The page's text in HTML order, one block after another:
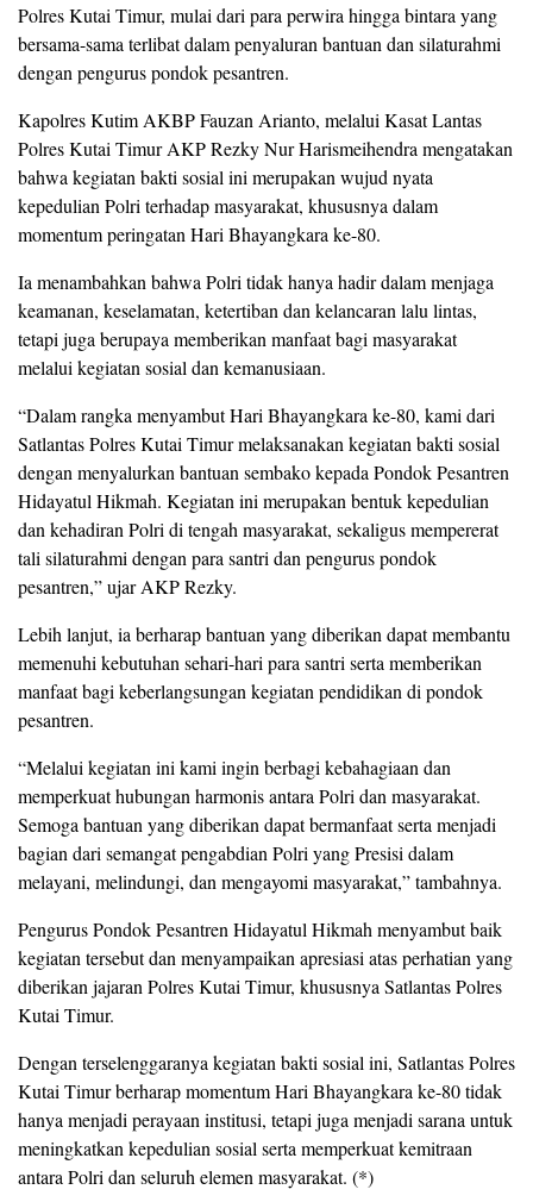
Polres Kutai Timur, mulai dari para perwira hingga bintara yang
bersama-sama terlibat dalam penyaluran bantuan dan silaturahmi
dengan pengurus pondok pesantren.
Kapolres Kutim AKBP Fauzan Arianto, melalui Kasat Lantas
Polres Kutai Timur AKP Rezky Nur Harismeihendra mengatakan
bahwa kegiatan bakti sosial ini merupakan wujud nyata
kepedulian Polri terhadap masyarakat, khususnya dalam
momentum peringatan Hari Bhayangkara ke-80.
Ia menambahkan bahwa Polri tidak hanya hadir dalam menjaga
keamanan, keselamatan, ketertiban dan kelancaran lalu lintas,
tetapi juga berupaya memberikan manfaat bagi masyarakat
melalui kegiatan sosial dan kemanusiaan.
“Dalam rangka menyambut Hari Bhayangkara ke-80, kami dari
Satlantas Polres Kutai Timur melaksanakan kegiatan bakti sosial
dengan menyalurkan bantuan sembako kepada Pondok Pesantren
Hidayatul Hikmah. Kegiatan ini merupakan bentuk kepedulian
dan kehadiran Polri di tengah masyarakat, sekaligus mempererat
tali silaturahmi dengan para santri dan pengurus pondok
pesantren,” ujar AKP Rezky.
Lebih lanjut, ia berharap bantuan yang diberikan dapat membantu
memenuhi kebutuhan sehari-hari para santri serta memberikan
manfaat bagi keberlangsungan kegiatan pendidikan di pondok
pesantren.
“Melalui kegiatan ini kami ingin berbagi kebahagiaan dan
memperkuat hubungan harmonis antara Polri dan masyarakat.
Semoga bantuan yang diberikan dapat bermanfaat serta menjadi
bagian dari semangat pengabdian Polri yang Presisi dalam
melayani, melindungi, dan mengayomi masyarakat,” tambahnya.
Pengurus Pondok Pesantren Hidayatul Hikmah menyambut baik
kegiatan tersebut dan menyampaikan apresiasi atas perhatian yang
diberikan jajaran Polres Kutai Timur, khususnya Satlantas Polres
Kutai Timur.
Dengan terselenggaranya kegiatan bakti sosial ini, Satlantas Polres
Kutai Timur berharap momentum Hari Bhayangkara ke-80 tidak
hanya menjadi perayaan institusi, tetapi juga menjadi sarana untuk
meningkatkan kepedulian sosial serta memperkuat kemitraan
antara Polri dan seluruh elemen masyarakat. (*)